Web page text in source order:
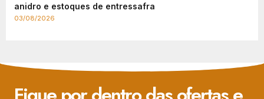
anidro e estoques de entressafra
03/08/2026